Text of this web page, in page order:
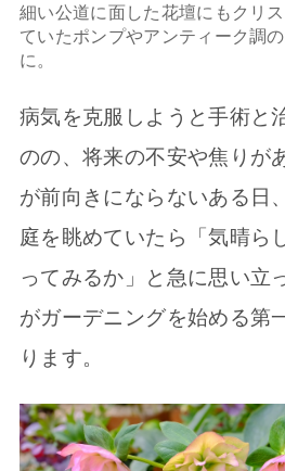
細い公道に面した花壇にもクリ
ていたポンプやアンティーク調
に。
病気を克服しようと手術と
のの、将来の不安や焦りが
が前向きにならないある日
庭を眺めていたら「気晴ら
ってみるか」と急に思い立
がガーデニングを始める第
ります。